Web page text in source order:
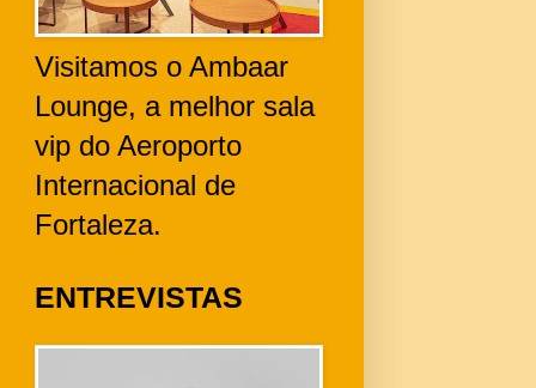
Visitamos o Ambaar
Lounge, a melhor sala
vip do Aeroporto
Internacional de
Fortaleza.
ENTREVISTAS